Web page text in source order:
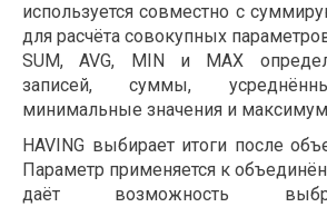
используется совместно с
для расчёта совокупных
SUM, AVG, MIN и MAX
записей, суммы,
минимальные значения и
HAVING выбирает итоги после
Параметр применяется к
даёт возможность